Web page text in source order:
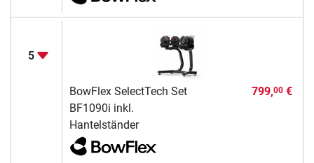
5
BowFlex SelectTech Set
BF1090i inkl.
Hantelständer
799,00€